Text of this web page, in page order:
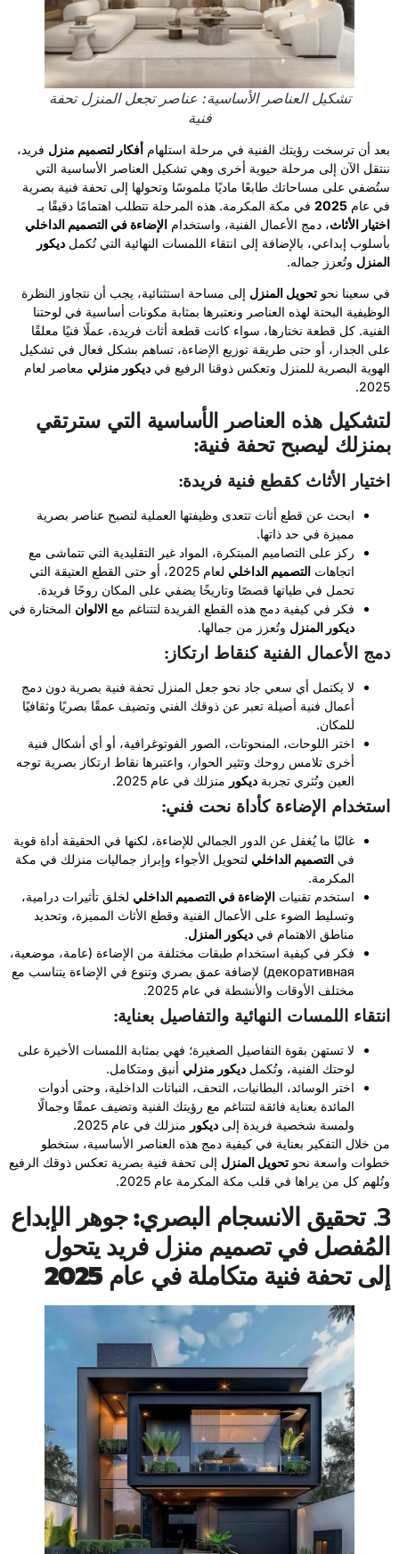
تشكيل العناصر الأساسية: عناصر تجعل المنزل تحفة
فنية
بعد أن ترسخت رؤيتك الفنية في مرحلة استلهام أفكار لتصميم منزل فريد،
ننتقل الآن إلى مرحلة حيوية أخرى وهي تشكيل العناصر الأساسية التي
ستُضفي على مساحاتك طابعًا ماديًا ملموسًا وتحولها إلى تحفة فنية بصرية
في عام 2025 في مكة المكرمة. هذه المرحلة تتطلب اهتمامًا دقيقًا بـ
اختيار الأثاث، دمج الأعمال الفنية، واستخدام الإضاءة في التصميم الداخلي
بأسلوب إبداعي، بالإضافة إلى انتقاء اللمسات النهائية التي تُكمل ديكور
المنزل وتُعزز جماله.
في سعينا نحو تحويل المنزل إلى مساحة استثنائية، يجب أن نتجاوز النظرة
الوظيفية البحتة لهذه العناصر ونعتبرها بمثابة مكونات أساسية في لوحتنا
الفنية. كل قطعة نختارها، سواء كانت قطعة أثاث فريدة، عملًا فنيًا معلقًا
على الجدار، أو حتى طريقة توزيع الإضاءة، تساهم بشكل فعال في تشكيل
الهوية البصرية للمنزل وتعكس ذوقنا الرفيع في ديكور منزلي معاصر لعام
2025.
لتشكيل هذه العناصر الأساسية التي سترتقي
بمنزلك ليصبح تحفة فنية:
اختيار الأثاث كقطع فنية فريدة:
ابحث عن قطع أثاث تتعدى وظيفتها العملية لتصبح عناصر بصرية
مميزة في حد ذاتها.
ركز على التصاميم المبتكرة، المواد غير التقليدية التي تتماشى مع
اتجاهات التصميم الداخلي
لعام 2025، أو حتى القطع العتيقة التي
تحمل في طياتها قصصًا وتاريخًا يضفي على المكان روحًا فريدة.
فكر في كيفية دمج هذه القطع الفريدة لتتناغم مع الالوان المختارة في
ديكور المنزل وتُعزز من جمالها.
دمج الأعمال الفنية كنقاط ارتكاز:
لا يكتمل أي سعي جاد نحو جعل المنزل تحفة فنية بصرية دون دمج
أعمال فنية أصيلة تعبر عن ذوقك الفني وتضيف عمقًا بصريًا وثقافيًا
للمكان.
اختر اللوحات، المنحوتات، الصور الفوتوغرافية، أو أي أشكال فنية
أخرى تلامس روحك وتثير الحوار، واعتبرها نقاط ارتكاز بصرية توجه
العين وتُثري تجربة ديكور منزلك في عام 2025.
استخدام الإضاءة كأداة نحت فني:
غالبًا ما يُغفل عن الدور الجمالي للإضاءة، لكنها في الحقيقة أداة قوية
في التصميم الداخلي لتحويل الأجواء وإبراز جماليات منزلك في مكة
المكرمة.
استخدم تقنيات الإضاءة في التصميم الداخلي لخلق تأثيرات درامية،
وتسليط الضوء على الأعمال الفنية وقطع الأثاث المميزة، وتحديد
مناطق الاهتمام في ديكور المنزل.
فكر في كيفية استخدام طبقات مختلفة من الإضاءة (عامة، موضعية،
декоративная) لإضافة عمق بصري وتنوع في الإضاءة يتناسب مع
مختلف الأوقات والأنشطة في عام 2025.
انتقاء اللمسات النهائية والتفاصيل بعناية:
لا تستهن بقوة التفاصيل الصغيرة؛ فهي بمثابة اللمسات الأخيرة على
لوحتك الفنية، وتُكمل ديكور منزلي أنيق ومتكامل.
اختر الوسائد، البطانيات، التحف، النباتات الداخلية، وحتى أدوات
المائدة بعناية فائقة لتتناغم مع رؤيتك الفنية وتضيف عمقًا وجمالًا
ولمسة شخصية فريدة إلى ديكور منزلك في عام 2025.
من خلال التفكير بعناية في كيفية دمج هذه العناصر الأساسية، ستخطو
خطوات واسعة نحو تحويل المنزل إلى تحفة فنية بصرية تعكس ذوقك الرفيع
وتُلهم كل من يراها في قلب مكة المكرمة عام 2025.
3. تحقيق الانسجام البصري: جوهر الإبداع
المُفصل في تصميم منزل فريد يتحول
إلى تحفة فنية متكاملة في عام 2025